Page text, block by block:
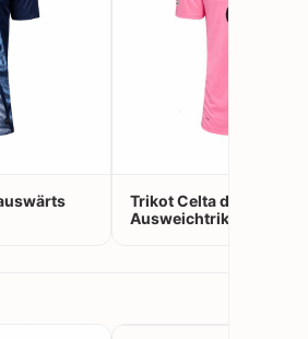
Trikot Celta de Vigo
Ausweichtrikot 2025/